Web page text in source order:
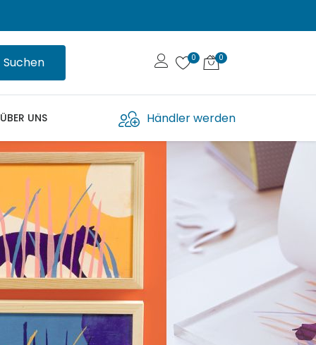
Suchen
ÜBER UNS Händler werden